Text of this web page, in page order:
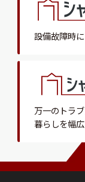
設備故障時
万一のトラ
暮らしを幅